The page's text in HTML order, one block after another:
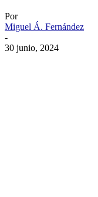
Por
Miguel Á. Fernández
-
30 junio, 2024